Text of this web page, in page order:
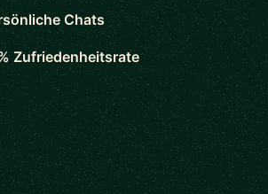
Chats
Zufriedenheitsrate